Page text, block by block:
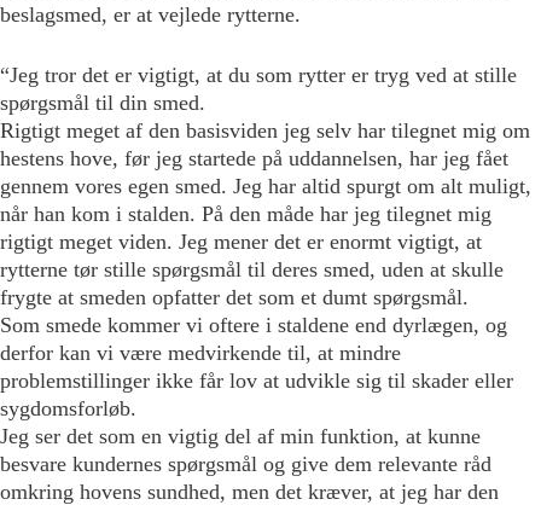
beslagsmed, er at vejlede rytterne.
“Jeg tror det er vigtigt, at du som rytter er tryg ved at stille
spørgsmål til din smed.
Rigtigt meget af den basisviden jeg selv har tilegnet mig om
hestens hove, før jeg startede på uddannelsen, har jeg fået
gennem vores egen smed. Jeg har altid spurgt om alt muligt,
når han kom i stalden. På den måde har jeg tilegnet mig
rigtigt meget viden. Jeg mener det er enormt vigtigt, at
rytterne tør stille spørgsmål til deres smed, uden at skulle
frygte at smeden opfatter det som et dumt spørgsmål.
Som smede kommer vi oftere i staldene end dyrlægen, og
derfor kan vi være medvirkende til, at mindre
problemstillinger ikke får lov at udvikle sig til skader eller
sygdomsforløb.
Jeg ser det som en vigtig del af min funktion, at kunne
besvare kundernes spørgsmål og give dem relevante råd
omkring hovens sundhed, men det kræver, at jeg har den